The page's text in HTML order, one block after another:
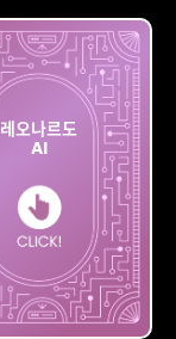
레오나르도
AI
레오나르도
AI